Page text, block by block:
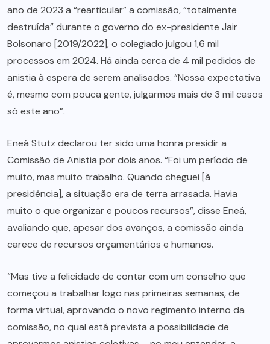
ano de 2023 a “rearticular” a comissão, “totalmente
destruída” durante o governo do ex-presidente Jair
Bolsonaro [2019/2022], o colegiado julgou 1,6 mil
processos em 2024. Há ainda cerca de 4 mil pedidos de
anistia à espera de serem analisados. “Nossa expectativa
é, mesmo com pouca gente, julgarmos mais de 3 mil casos
só este ano”.
Eneá Stutz declarou ter sido uma honra presidir a
Comissão de Anistia por dois anos. “Foi um período de
muito, mas muito trabalho. Quando cheguei [à
presidência], a situação era de terra arrasada. Havia
muito o que organizar e poucos recursos”, disse Eneá,
avaliando que, apesar dos avanços, a comissão ainda
carece de recursos orçamentários e humanos.
“Mas tive a felicidade de contar com um conselho que
começou a trabalhar logo nas primeiras semanas, de
forma virtual, aprovando o novo regimento interno da
comissão, no qual está prevista a possibilidade de